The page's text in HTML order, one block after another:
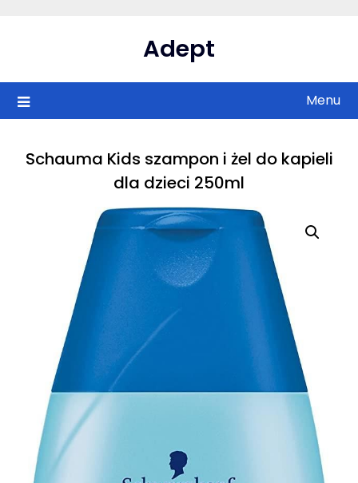
Adept
Menu
Schauma Kids szampon i żel do kapieli
dla dzieci 250ml